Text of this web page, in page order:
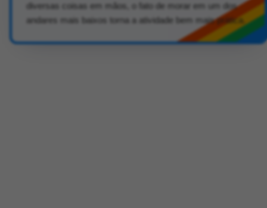
diversas coisas em mãos, o fato de morar em um dos
andares mais baixos torna a atividade bem mais prática.